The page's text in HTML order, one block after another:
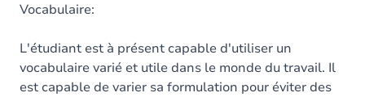
Vocabulaire:
L'étudiant est à présent capable d'utiliser un
vocabulaire varié et utile dans le monde du travail. Il
est capable de varier sa formulation pour éviter des